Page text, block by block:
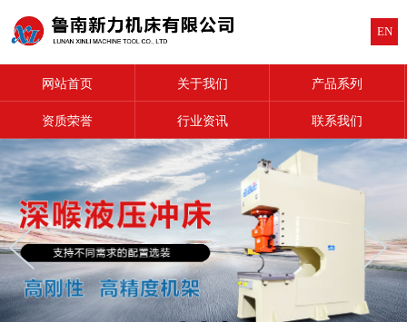
EN
网站首页 关于我们 产品系列
资质荣誉 行业资讯 联系我们